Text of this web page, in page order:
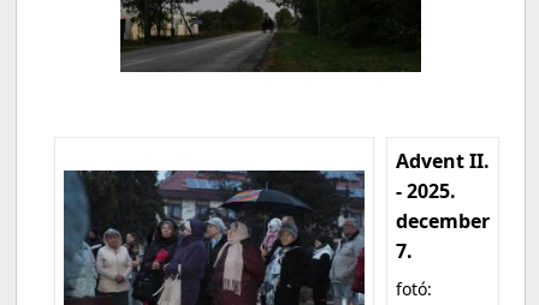
Advent II.
- 2025.
december
7.
fotó: